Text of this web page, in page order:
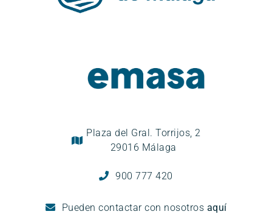
Plaza del Gral. Torrijos, 2
29016 Málaga
900 777 420
Pueden contactar con nosotros aquí